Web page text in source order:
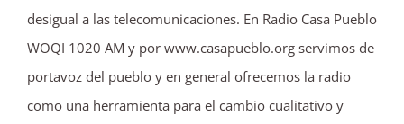
desigual a las telecomunicaciones. En Radio Casa Pueblo
WOQI 1020 AM y por www.casapueblo.org servimos de
portavoz del pueblo y en general ofrecemos la radio
como una herramienta para el cambio cualitativo y